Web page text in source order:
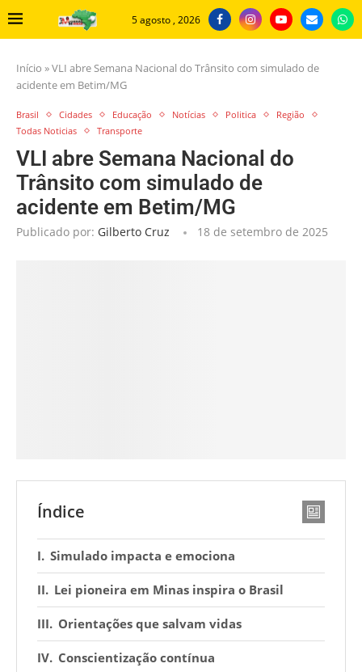
5 agosto , 2026
Início »VLI abre Semana Nacional do Trânsito com simulado de
acidente em Betim/MG
Brasil Cidades Educação Notícias Politica
Região
Todas Noticias
Transporte
VLI abre Semana Nacional do
Trânsito com simulado de
acidente em Betim/MG
Publicado por: Gilberto Cruz 18 de setembro de 2025
Índice
Simulado impacta e emociona
Lei pioneira em Minas inspira o Brasil
Orientações que salvam vidas
Conscientização contínua